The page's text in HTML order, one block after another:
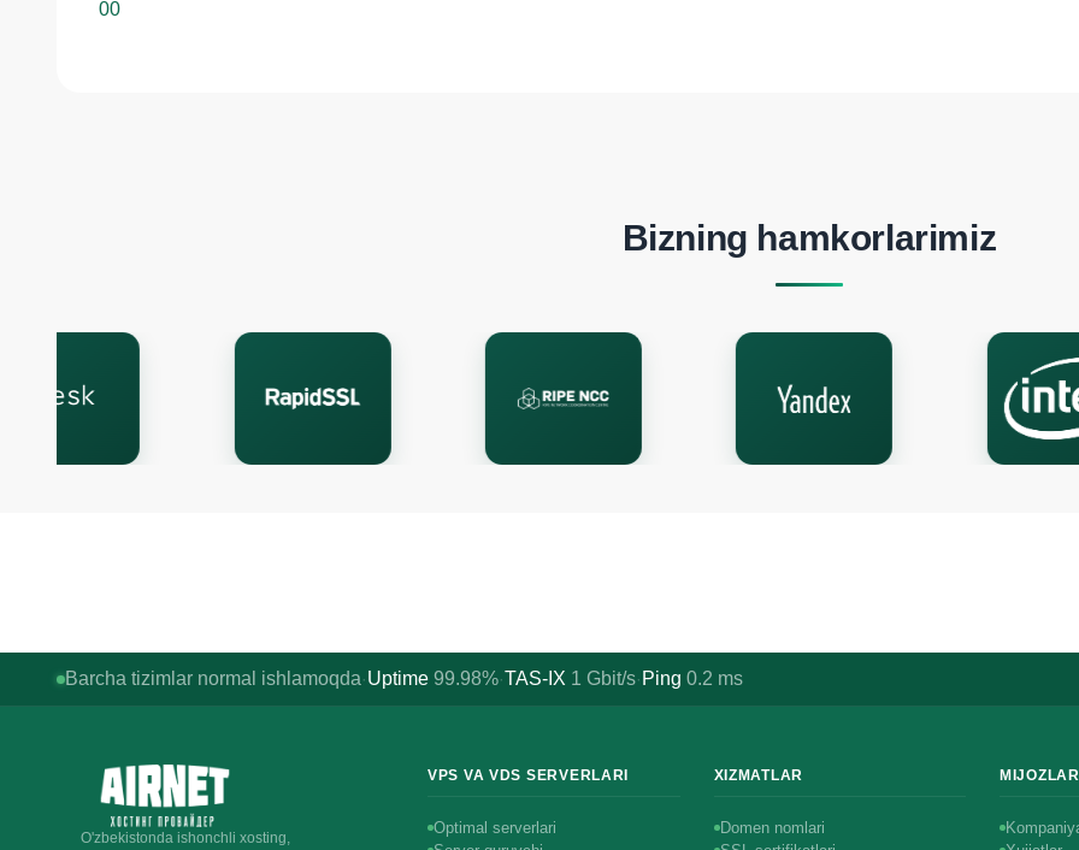
00
Bizning hamkorlarimiz
Barcha tizimlar normal ishlamoqda·Uptime 99.98%·TAS-IX 1 Gbit/s· Ping 0.2 ms
O'zbekistonda ishonchli xosting,
VPS VA VDS SERVERLARI
Optimal serverlari
XIZMATLAR
Domen nomlari